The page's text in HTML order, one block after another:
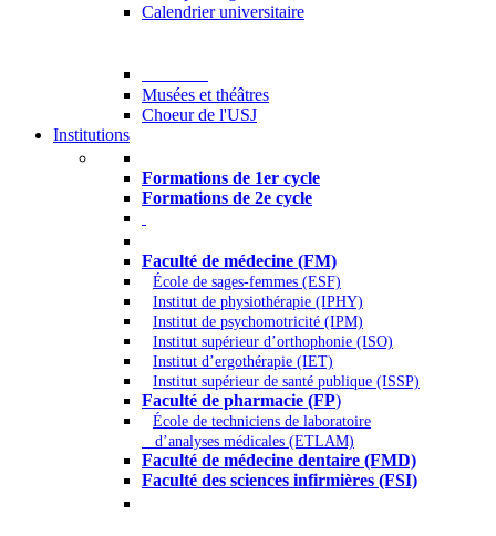
Calendrier universitaire
Musées et théâtres
Choeur de l'USJ
Institutions
Formations de 1er cycle
Formations de 2e cycle
Faculté de médecine (FM)
École de sages-femmes (ESF)
Institut de physiothérapie (IPHY)
Institut de psychomotricité (IPM)
Institut supérieur d’orthophonie (ISO)
Institut d’ergothérapie (IET)
Institut supérieur de santé publique (ISSP)
Faculté de pharmacie (FP)
École de techniciens de laboratoire
d’analyses médicales (ETLAM)
Faculté de médecine dentaire (FMD)
Faculté des sciences infirmières (FSI)